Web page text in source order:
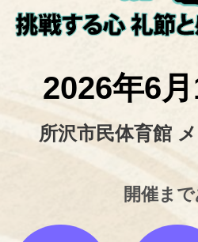
2026年6
所沢市民体育館
開催ま